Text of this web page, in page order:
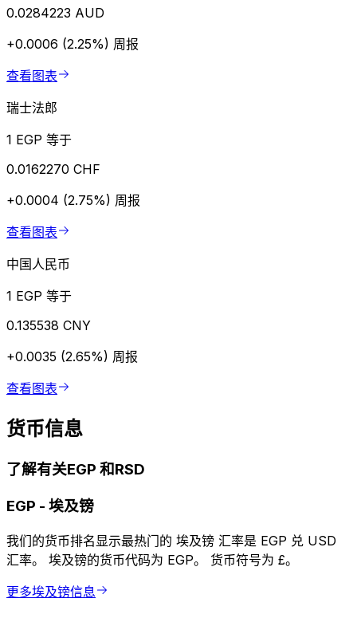
0.0284223 AUD
+0.0006 (2.25%) 周报
查看图表
瑞士法郎
1 EGP 等于
0.0162270 CHF
+0.0004 (2.75%) 周报
查看图表
中国人民币
1 EGP 等于
0.135538 CNY
+0.0035 (2.65%) 周报
查看图表
货币信息
了解有关EGP 和RSD
EGP - 埃及镑
我们的货币排名显示最热门的 埃及镑 汇率是 EGP 兑 USD
汇率。 埃及镑的货币代码为 EGP。 货币符号为 £。
更多埃及镑信息